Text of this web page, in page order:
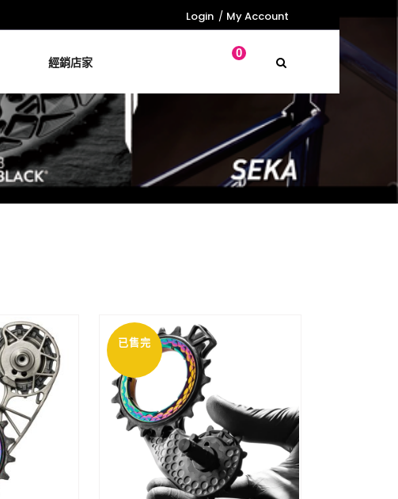
Login My Account
0
經銷店家
已售完